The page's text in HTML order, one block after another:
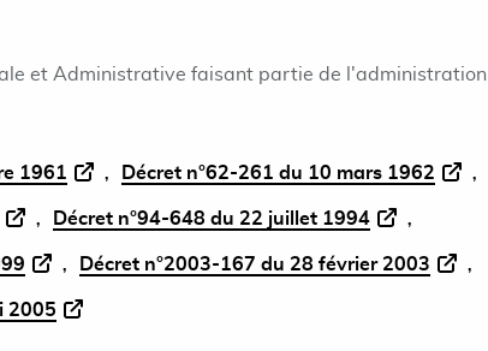
et Administrative faisant partie de l'administration
1961 Décret n°62-261 du 10 mars 1962
Décret n°94-648 du 22 juillet 1994
Décret n°2003-167 du 28 février 2003
2005